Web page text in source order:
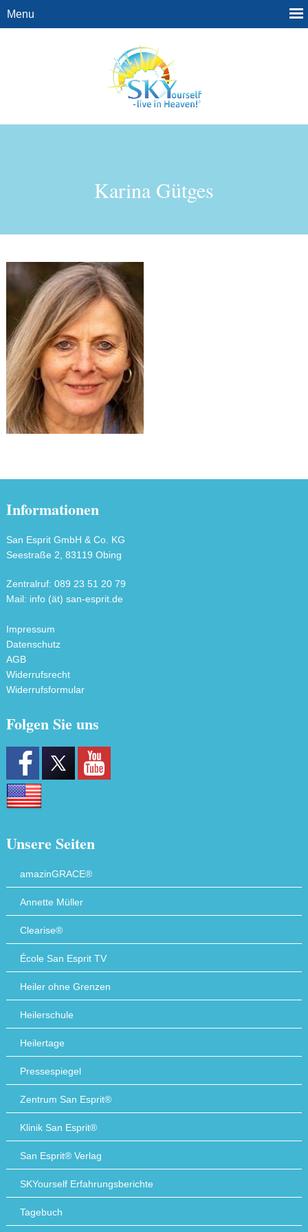
Karina Gütges
Informationen
San Esprit GmbH & Co. KG
Seestraße 2, 83119 Obing
Zentralruf: 089 23 51 20 79
Mail: info (ät) san-esprit.de
Impressum
Datenschutz
AGB
Widerrufsrecht
Widerrufsformular
Folgen Sie uns
Unsere Seiten
amazinGRACE®
Annette Müller
Clearise®
École San Esprit TV
Heiler ohne Grenzen
Heilerschule
Heilertage
Pressespiegel
Zentrum San Esprit®
Klinik San Esprit®
San Esprit® Verlag
SKYourself Erfahrungsberichte
Tagebuch